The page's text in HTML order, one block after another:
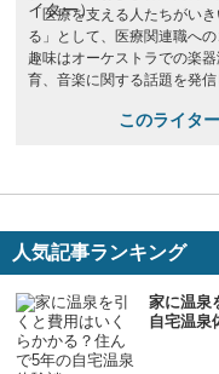
「医療を支える人たちがい
る」として、医療関連職への
趣味はオーケストラでの楽
育、音楽に関する話題を発信
このライタ
人気記事ランキング
家に温泉
自宅温泉